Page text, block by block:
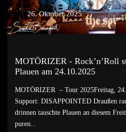
26. Oktober 2025
MOTÖRIZER - Rock’n’Roll
Plauen am 24.10.2025
MOTÖRIZER – Tour 2025Freitag,
Support: DISAPPOINTED Draußen
drinnen tauschte Plauen an diesem
puren...